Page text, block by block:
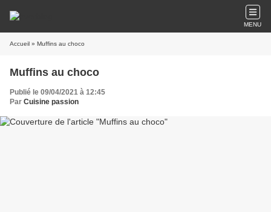
MENU
Accueil » Muffins au choco
Muffins au choco
Publié le 09/04/2021 à 12:45
Par Cuisine passion